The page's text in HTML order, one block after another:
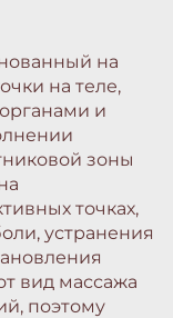
на
на теле,
и
зоны
точках,
устранения
вид массажа
поэтому